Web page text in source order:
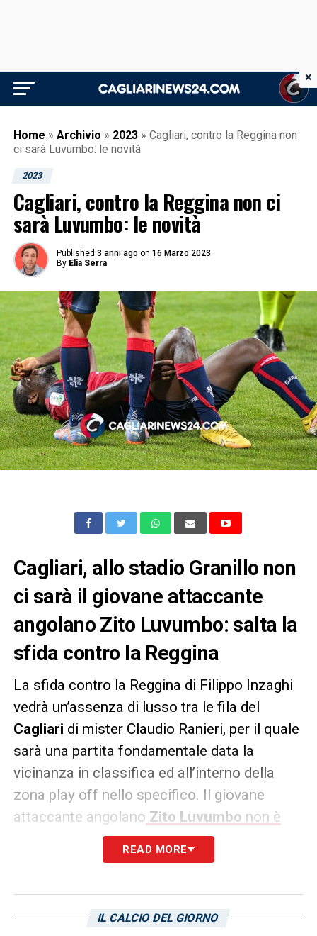
Home » Archivio » 2023 » Cagliari, contro la Reggina non
ci sarà Luvumbo: le novità
2023
Cagliari, contro la Reggina non ci
sarà Luvumbo: le novità
Published 3 anni ago on 16 Marzo 2023
By Elia Serra
Cagliari, allo stadio Granillo non
ci sarà il giovane attaccante
angolano Zito Luvumbo: salta la
sfida contro la Reggina
La sfida contro la Reggina di Filippo Inzaghi
vedrà un’assenza di lusso tra le fila del
Cagliari di mister Claudio Ranieri, per il quale
sarà una partita fondamentale data la
vicinanza in classifica ed all’interno della
zona play off nello specifico. Il giovane
attaccante angolano Zito Luvumbo non è
riuscito a recuperare in tempoe, come
riportato dal suo allenatore, non sarà
tutto per esserci già a partire dalla prossima
READ MORE
IL CALCIO DEL GIORNO
×